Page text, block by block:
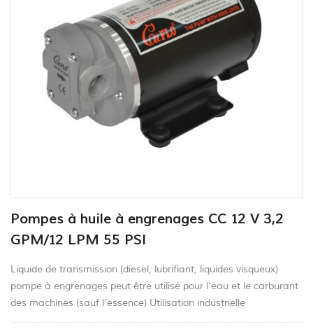
Pompes à huile à engrenages CC 12 V 3,2
GPM/12 LPM 55 PSI
Liquide de transmission (diesel, lubrifiant, liquides visqueux)
pompe à engrenages peut être utilisé pour l'eau et le carburant
des machines (sauf l'essence) Utilisation industrielle